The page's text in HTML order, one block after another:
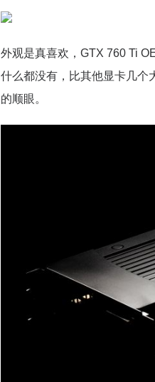
外观是真喜欢，GTX 760 Ti
什么都没有，比其他显卡几个
的顺眼。